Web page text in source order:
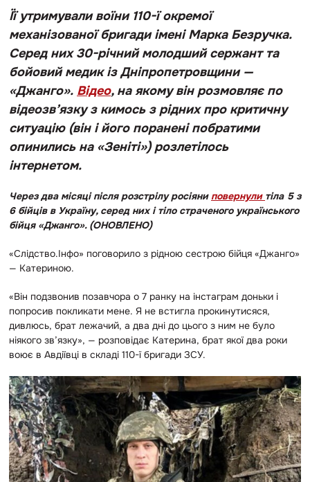
Її утримували воїни 110-ї окремої
механізованої бригади імені Марка Безручка.
Серед них 30-річний молодший сержант та
бойовий медик із Дніпропетровщини —
«Джанго». Відео, на якому він розмовляє по
відеозв’язку з кимось з рідних про критичну
ситуацію (він і його поранені побратими
опинились на «Зеніті») розлетілось
інтернетом.
Через два місяці після розстрілу росіяни повернули тіла 5 з
6 бійців в Україну, серед них і тіло страченого українського
бійця «Джанго». (ОНОВЛЕНО)
«Слідство.Інфо» поговорило з рідною сестрою бійця «Джанго»
— Катериною.
«Він подзвонив позавчора о 7 ранку на інстаграм доньки і
попросив покликати мене. Я не встигла прокинутисяся,
дивлюсь, брат лежачий, а два дні до цього з ним не було
ніякого зв’язку», — розповідає Катерина, брат якої два роки
воює в Авдіївці в складі 110-ї бригади ЗСУ.